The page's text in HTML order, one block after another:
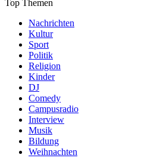
Top Themen
Nachrichten
Kultur
Sport
Politik
Religion
Kinder
DJ
Comedy
Campusradio
Interview
Musik
Bildung
Weihnachten